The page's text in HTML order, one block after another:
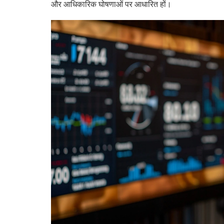
और आधिकारिक घोषणाओं पर आधारित हों।